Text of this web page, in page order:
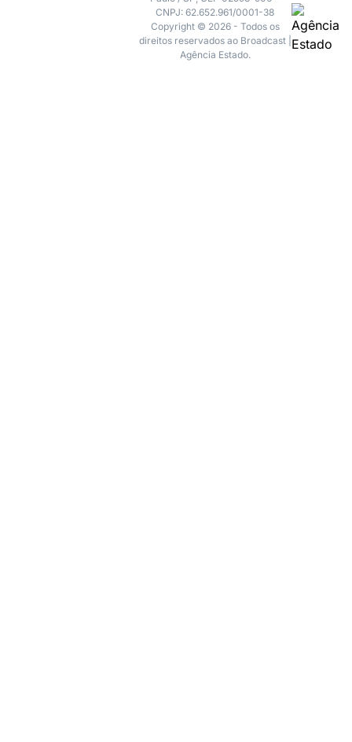
CNPJ: 62.652.961/0001-38
Copyright © 2026 - Todos os
direitos reservados ao Broadcast |
Agência Estado.